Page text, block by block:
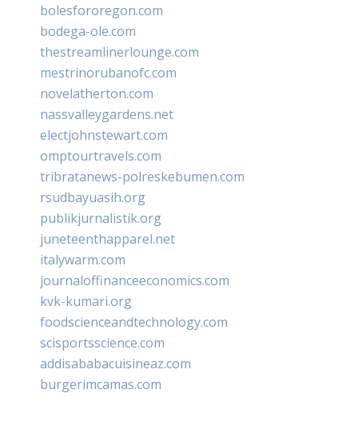
bolesfororegon.com
bodega-ole.com
thestreamlinerlounge.com
mestrinorubanofc.com
novelatherton.com
nassvalleygardens.net
electjohnstewart.com
omptourtravels.com
tribratanews-polreskebumen.com
rsudbayuasih.org
publikjurnalistik.org
juneteenthapparel.net
italywarm.com
journaloffinanceeconomics.com
kvk-kumari.org
foodscienceandtechnology.com
scisportsscience.com
addisababacuisineaz.com
burgerimcamas.com